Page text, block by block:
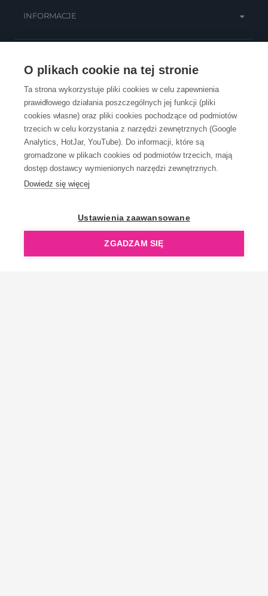
O plikach cookie na tej stronie
Ta strona wykorzystuje pliki cookies w celu zapewnienia
prawidłowego działania poszczególnych jej funkcji (pliki
cookies własne) oraz pliki cookies pochodzące od podmiotów
trzecich w celu korzystania z narzędzi zewnętrznych (Google
Analytics, HotJar, YouTube). Do informacji, które są
gromadzone w plikach cookies od podmiotów trzecich, mają
dostęp dostawcy wymienionych narzędzi zewnętrznych.
Dowiedz się więcej
Ustawienia zaawansowane
ZGADZAM SIĘ
INFORMACJE
OBSŁUGA KLIENTA
KONTAKT
OpenGift jest częścią ReflectGroup.